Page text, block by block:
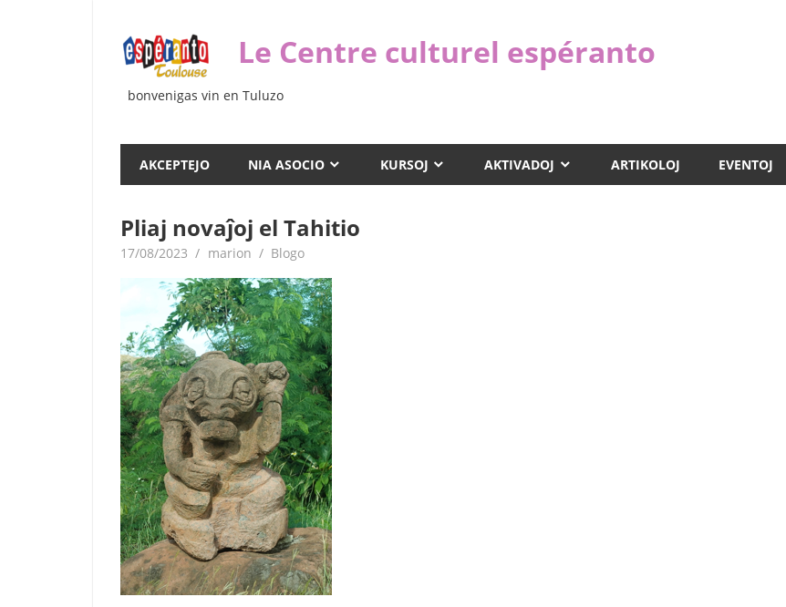
enhavo
Le Centre culturel espéranto
bonvenigas vin en Tuluzo
AKCEPTEJO NIA ASOCIO KURSOJ AKTIVADOJ ARTIKOLOJ EVENTOJ
Pliaj novaĵoj el Tahitio
17/08/2023 marion Blogo